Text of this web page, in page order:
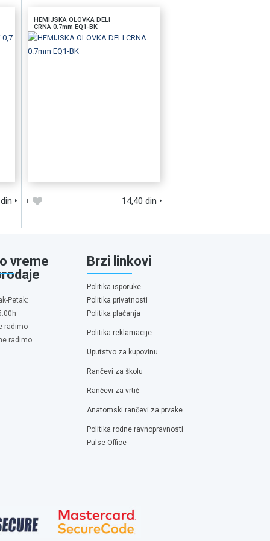
HEMIJSKA OLOVKA DELI
CRNA 0.7mm EQ1-BK
14,40 din
vreme
Petak:
radimo
radimo
Brzi linkovi
Politika isporuke
Politika privatnosti
Politika plaćanja
Politika reklamacije
Uputstvo za kupovinu
Rančevi za školu
Rančevi za vrtić
Anatomski rančevi za prvake
Politika rodne ravnopravnosti
Pulse Office